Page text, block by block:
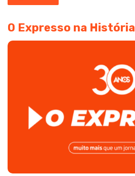
O Expresso na História